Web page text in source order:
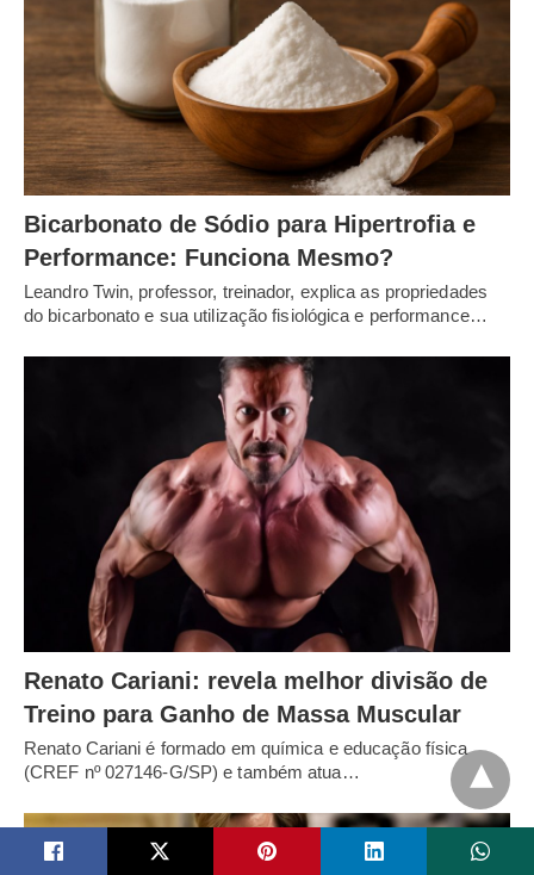
Bicarbonato de Sódio para Hipertrofia e
Performance: Funciona Mesmo?
Leandro Twin, professor, treinador, explica as propriedades
do bicarbonato e sua utilização fisiológica e performance…
Renato Cariani: revela melhor divisão de
Treino para Ganho de Massa Muscular
Renato Cariani é formado em química e educação física
(CREF nº 027146-G/SP) e também atua…